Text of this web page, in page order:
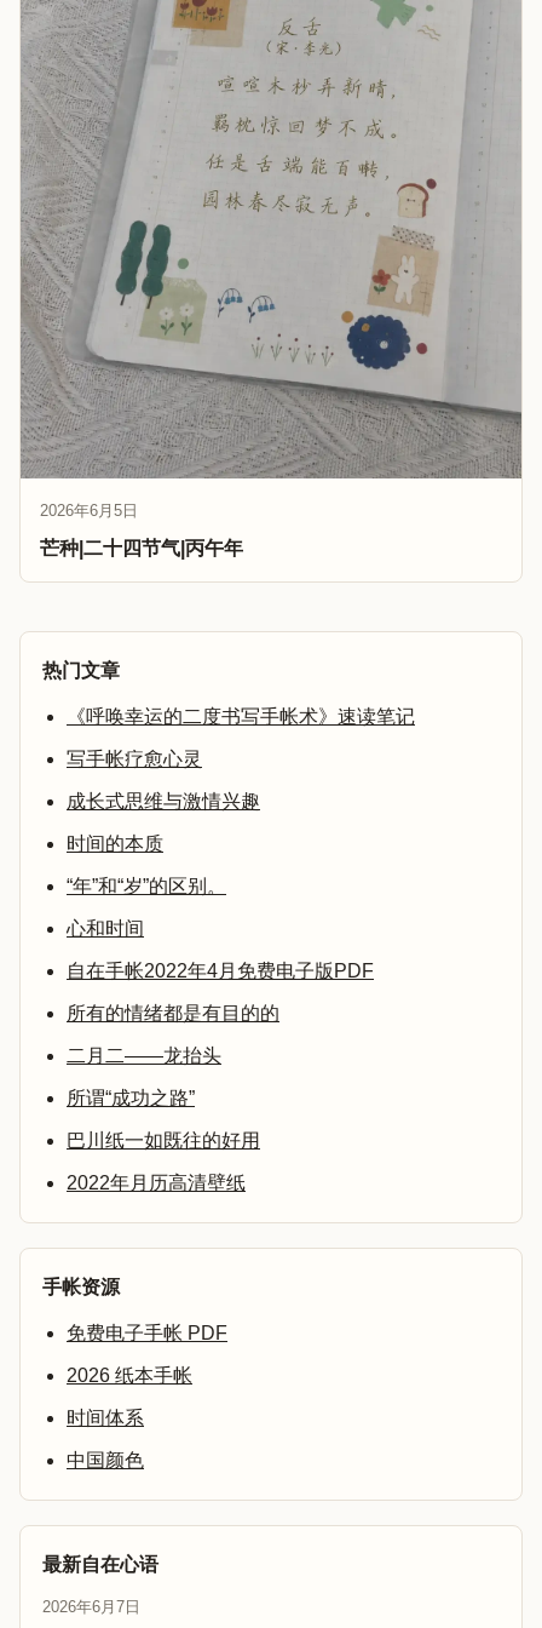
2026年6月5日
芒种|二十四节气|丙午年
热门文章
《呼唤幸运的二度书写手帐术》速读笔记
写手帐疗愈心灵
成长式思维与激情兴趣
时间的本质
“年”和“岁”的区别。
心和时间
自在手帐2022年4月免费电子版PDF
所有的情绪都是有目的的
二月二——龙抬头
所谓“成功之路”
巴川纸一如既往的好用
2022年月历高清壁纸
手帐资源
免费电子手帐 PDF
2026 纸本手帐
时间体系
中国颜色
最新自在心语
2026年6月7日